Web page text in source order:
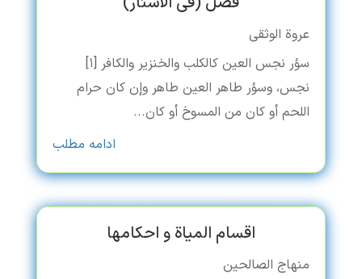
عروة الوثقی
سؤر نجس العین کالکلب والخنزیر والکافر [۱]
نجس، وسؤر طاهر العین طاهر وإن کان حرام
اللحم أو کان من المسوخ أو کان...
ادامه مطلب
اقسام المیاة و احکامها
منهاج الصالحین